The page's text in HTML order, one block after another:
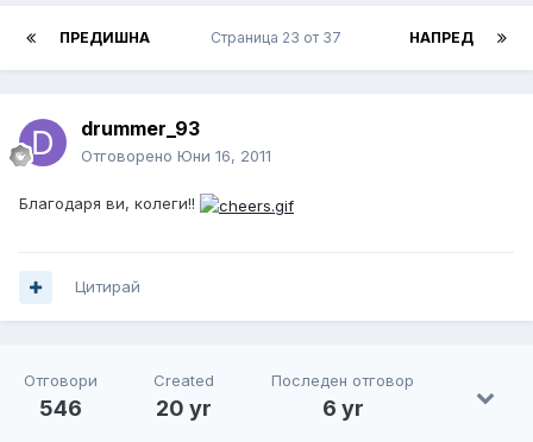
ПРЕДИШНА НАПРЕД
Страница 23 от 37
drummer_93
Отговорено Юни 16, 2011
Благодаря ви, колеги!!
Цитирай
Отговори
546
Created
20 yr
Последен отговор
6 yr